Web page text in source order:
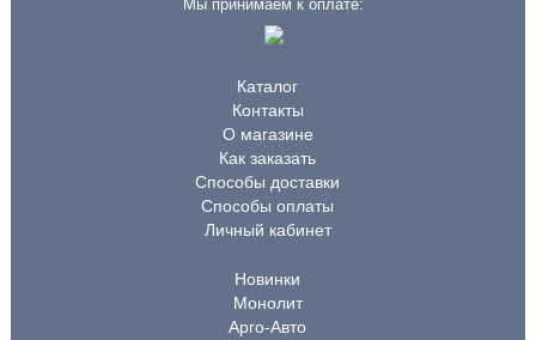
Мы принимаем к оплате:
Каталог
Контакты
О магазине
Как заказать
Способы доставки
Способы оплаты
Личный кабинет
Новинки
Монолит
Арго-Авто